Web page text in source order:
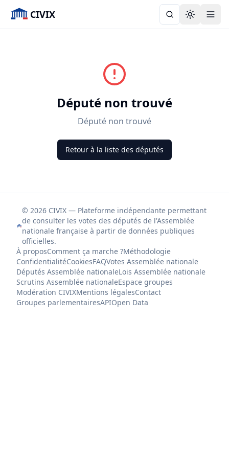
CIVIX Toggle
Député non trouvé
Député non trouvé
Retour à la liste des députés
© 2026 CIVIX — Plateforme indépendante permettant
de consulter les votes des députés de l'Assemblée
nationale française à partir de données publiques
officielles.
À proposComment ça marche ?Méthodologie
ConfidentialitéCookiesFAQVotes Assemblée nationale
Députés Assemblée nationaleLois Assemblée nationale
Scrutins Assemblée nationaleEspace groupes
Modération CIVIXMentions légalesContact
Groupes parlementairesAPIOpen Data